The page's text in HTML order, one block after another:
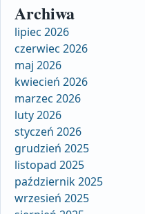
Archiwa
lipiec 2026
czerwiec 2026
maj 2026
kwiecień 2026
marzec 2026
luty 2026
styczeń 2026
grudzień 2025
listopad 2025
październik 2025
wrzesień 2025